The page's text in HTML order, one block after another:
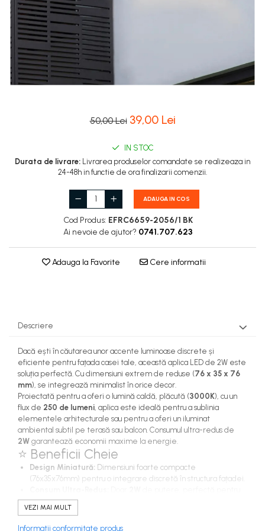
50,00 Lei 39,00 Lei
IN STOC
Durata de livrare: Livrarea produselor comandate se realizeaza in
24-48h in functie de ora finalizarii comenzii.
ADAUGA IN COS
Cod Produs: EFRC6659-2056/1 BK
Ai nevoie de ajutor? 0741.707.623
Adauga la Favorite Cere informatii
Descriere
Dacă ești în căutarea unor accente luminoase discrete și
eficiente pentru fațada casei tale, această aplica LED de 2W este
soluția perfectă. Cu dimensiuni extrem de reduse (76 x 35 x 76
mm), se integrează minimalist în orice decor.
Proiectată pentru a oferi o lumină caldă, plăcută (3000K), cu un
flux de 250 de lumeni, aplica este ideală pentru a sublinia
elementele arhitecturale sau pentru a oferi un iluminat
ambiental subtil pe terasă sau balcon. Consumul ultra-redus de
2W garantează economii maxime la energie.
⭐ Beneficii Cheie
Design Miniatură: Dimensiuni foarte compacte
(76x35x76mm) pentru o integrare discretă în structura fațadei.
iluminatul decorativ continuu.
Lumină Caldă:
relaxant și primitor.
VEZI MAI MULT
Informatii conformitate produs